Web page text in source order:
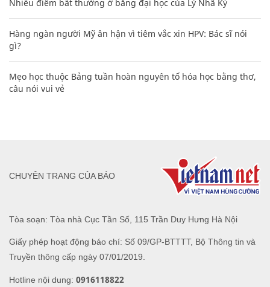
Nhiều điểm bất thường ở bằng đại học của Lý Nhã Kỳ
Hàng ngàn người Mỹ ân hận vì tiêm vắc xin HPV: Bác sĩ nói
gì?
Mẹo học thuộc Bảng tuần hoàn nguyên tố hóa học bằng thơ,
câu nói vui vẻ
Tòa soạn: Tòa nhà Cục Tần Số, 115 Trần Duy Hưng Hà Nội
Giấy phép hoạt động báo chí: Số 09/GP-BTTTT, Bộ Thông tin và
Truyền thông cấp ngày 07/01/2019.
Hotline nội dung: 0916118822
CHUYÊN TRANG CỦA BÁO